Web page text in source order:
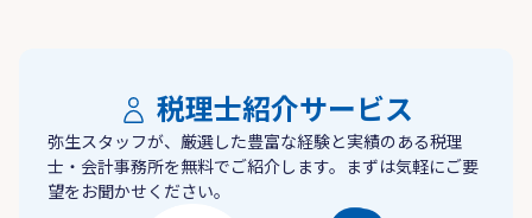
税理士紹介サービス
弥生スタッフが、厳選した豊富な経験と実績のある税理
士・会計事務所を無料でご紹介します。まずは気軽にご要
望をお聞かせください。